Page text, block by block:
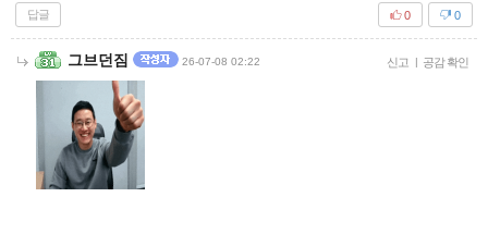
답글 0
0
그브던짐 26-07-08 02:22 신고 | 공감 확인